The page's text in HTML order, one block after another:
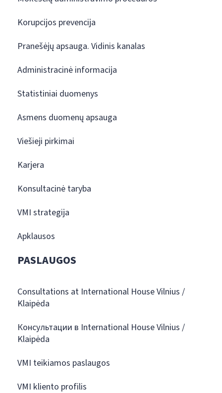
Korupcijos prevencija
Pranešėjų apsauga. Vidinis kanalas
Administracinė informacija
Statistiniai duomenys
Asmens duomenų apsauga
Viešieji pirkimai
Karjera
Konsultacinė taryba
VMI strategija
Apklausos
PASLAUGOS
Consultations at International House Vilnius /
Klaipėda
Консультации в International House Vilnius /
Klaipėda
VMI teikiamos paslaugos
VMI kliento profilis